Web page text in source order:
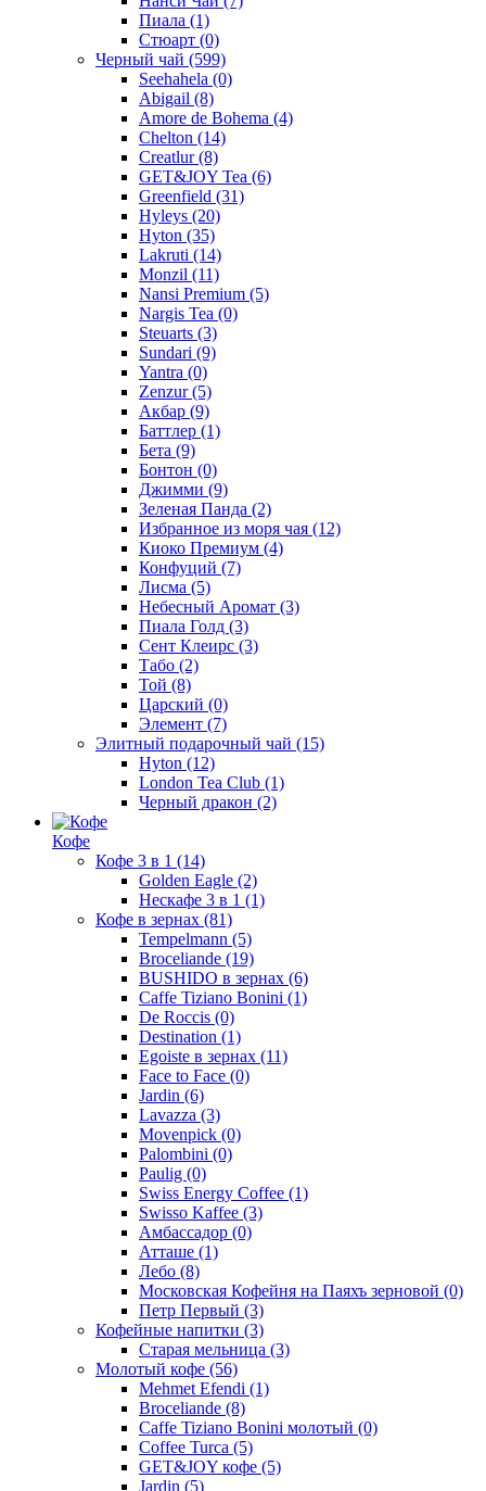
Пиала (1)
Стюарт (0)
Черный чай (599)
Seehahela (0)
Abigail (8)
Amore de Bohema (4)
Chelton (14)
Creatlur(8)
GET&JOY Tea (6)
Greenfield (31)
Hyleys (20)
Hyton (35)
Lakruti (14)
Monzil (11)
Nansi Premium (5)
Nargis Tea (0)
Steuarts (3)
Sundari (9)
Yantra (0)
Zenzur(5)
Акбар (9)
Баттлер (1)
Бета (9)
Бонтон (0)
Джимми (9)
Зеленая Панда (2)
Избранное из моря чая (12)
Киоко Премиум (4)
Конфуций (7)
Лисма (5)
Небесный Аромат (3)
Пиала Голд (3)
Сент Клеирс (3)
Табо (2)
Той (8)
Царский (0)
Элемент (7)
Элитный подарочный чай (15)
Hyton (12)
London Tea Club (1)
Черный дракон (2)
Кофе
Кофе 3 в 1 (14)
Golden Eagle (2)
Нескафе 3 в 1 (1)
Кофе в зернах (81)
Tempelmann (5)
Broceliande (19)
BUSHIDO в зернах (6)
Caffe Tiziano Bonini (1)
De Roccis (0)
Destination (1)
Egoiste в зернах (11)
Face to Face (0)
Jardin (6)
Lavazza (3)
Movenpick (0)
Palombini (0)
Paulig (0)
Swiss Energy Coffee (1)
Swisso Kaffee (3)
Амбассадор (0)
Атташе (1)
Лебо (8)
Московская Кофейня на Паяхъ зерновой (0)
Петр Первый (3)
Кофейные напитки (3)
Старая мельница (3)
Молотый кофе (56)
Mehmet Efendi (1)
Broceliande (8)
Caffe Tiziano Bonini молотый (0)
Coffee Turca (5)
GET&JOY кофе (5)
Jardin (5)